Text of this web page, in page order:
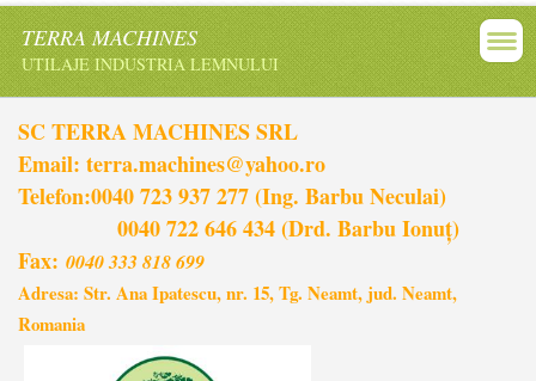
TERRA MACHINES
UTILAJE INDUSTRIA LEMNULUI
SC TERRA MACHINES SRL
Email: terra.machines@yahoo.ro
Telefon:0040 723 937 277 (Ing. Barbu Neculai)
0040 722 646 434 (Drd. Barbu Ionuț)
Fax: 0040 333 818 699
Adresa: Str. Ana Ipatescu, nr. 15, Tg. Neamt, jud. Neamt,
Romania